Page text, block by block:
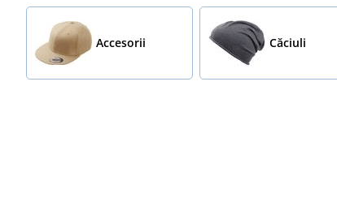
Accesorii Căciuli